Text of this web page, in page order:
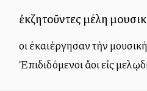
ἐκζητοῦντες μέλη
Ἄλλοι ἐκαλλιέργησαν τὴν
Ἐπιδιδόμενοι ἄλλοι εἰς